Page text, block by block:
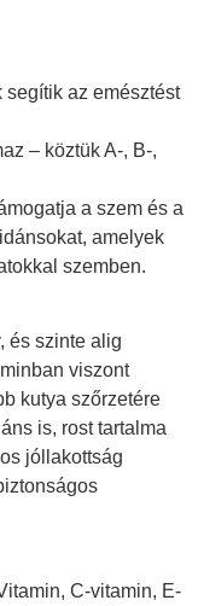
segítik az emésztést
– köztük A-, B-,
a szem és a
amelyek
szemben.
és szinte alig
viszont
kutya szőrzetére
is, rost tartalma
jóllakottság
C-vitamin, E-